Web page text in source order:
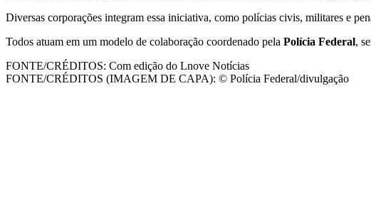
Diversas corporações integram essa iniciativa, como polícias civis, militares e
Todos atuam em um modelo de colaboração coordenado pela Polícia Federal,
FONTE/CRÉDITOS: Com edição do Lnove Notícias
FONTE/CRÉDITOS (IMAGEM DE CAPA): © Polícia Federal/divulgação